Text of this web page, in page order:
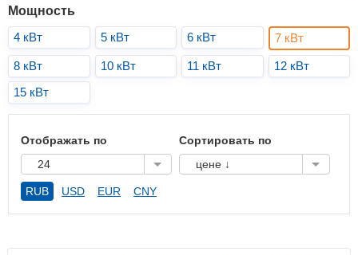
Мощность
4 кВт
5 кВт 6 кВт 7 кВт
8 кВт 10 кВт 11 кВт
12 кВт
15 кВт
Отображать по
24
Сортировать по
цене ↓
RUB USD EUR CNY